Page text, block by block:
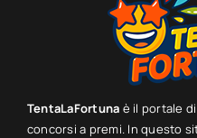
TentaLaFortuna è il portale
concorsi a premi. In questo